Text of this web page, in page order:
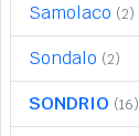
Samolaco (2)
Sondalo (2)
SONDRIO (16)